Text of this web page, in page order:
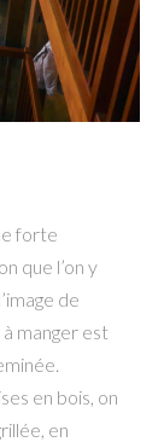
forte
que l’on y
de
manger est
en bois, on
en